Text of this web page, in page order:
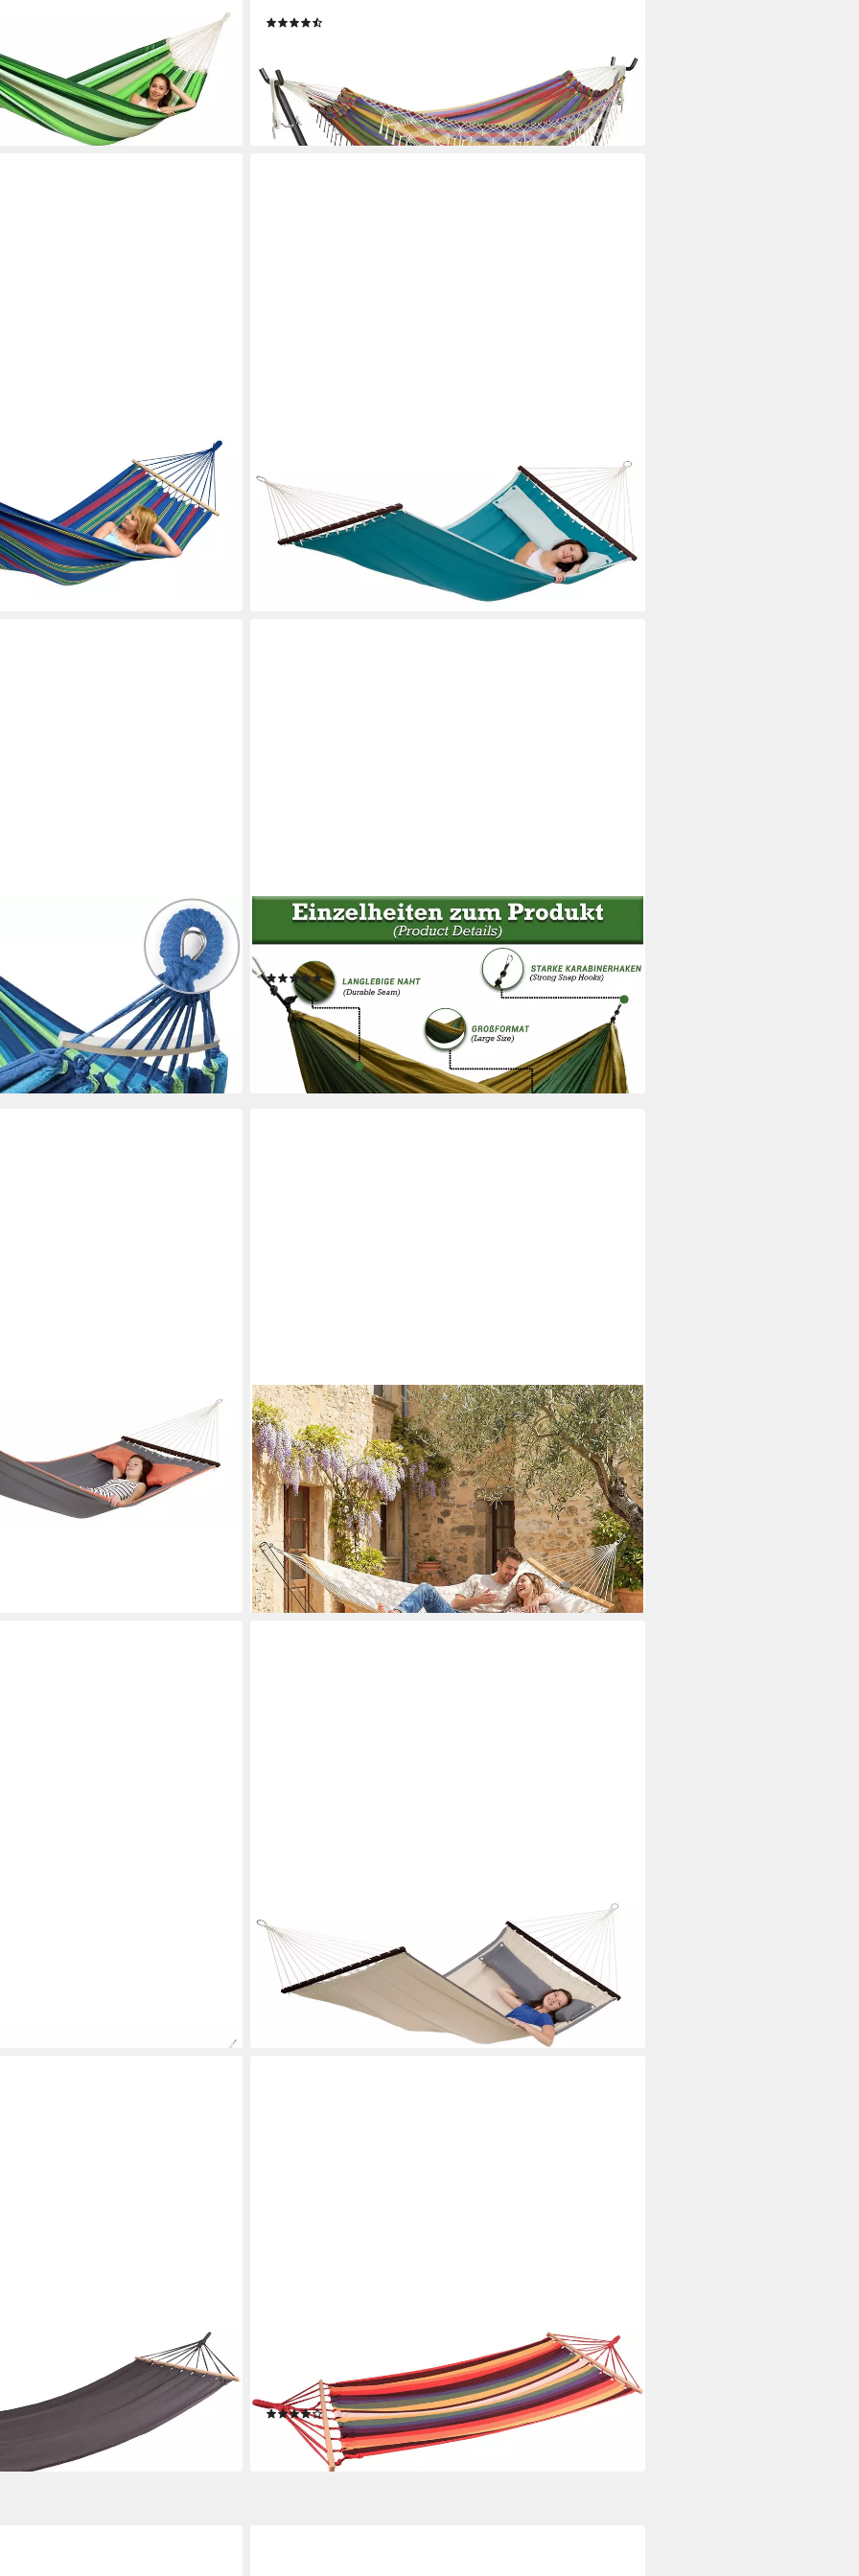
Handgefertigt, aus recycelten
bei dir
-45%
lieferbar - in 4-5 Werktagen bei dir
(gestreift, 2-3 Personen),
bei dir
Stabhängematte American Dream Petrol XL: Stil und
Komfort, bis zu 2 Personen
ab 89,90 € UVP109,90 €
-18%
lieferbar - in 3-4 Werktagen bei dir
mit Gebogener
(1er Set, 1 St.,
500 Pfund),
für Indoor, Balkon,
bei dir
DEFACTOSHOP
Hängematte Hängematte, Stabhängematte mit Tasche,
Hängeliege, Hängestuhl
(2)
ab 15,99 €
lieferbar - in 5-6 Werktagen bei dir
Dream Grey XL: Stil und
bei dir
OUTSUNNY
Hängematte Outdoor 200x140cm, mit Kopfstütze
Magazintasche Holzstäbe, bis 200kg (zweilagig, 1 St.,
Doppelhängematte), für Garten, Balkon, Terrasse
Cremeweiß
63,99 €
UVP123,90 €
-48%
lieferbar - in 2-3 Werktagen bei dir
Stabhängematte American Dream Sand XL: Stil und
Komfort, bis zu 2 Personen
ab 96,21 € UVP
lieferbar - in 3-4 Werktagen bei dir
(Hängematte, OTTOs Choice), LxB:
bei dir
Hängematte »HAWAII« (Hängematte, OTTOs Choice), LxB:
280x100 cm, multicolor
(1)
ab 21,98 €
lieferbar - in 4-5 Werktagen bei dir